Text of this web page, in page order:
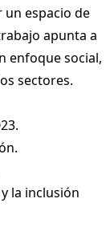
un espacio de
apunta a
enfoque social,
sectores.
la inclusión